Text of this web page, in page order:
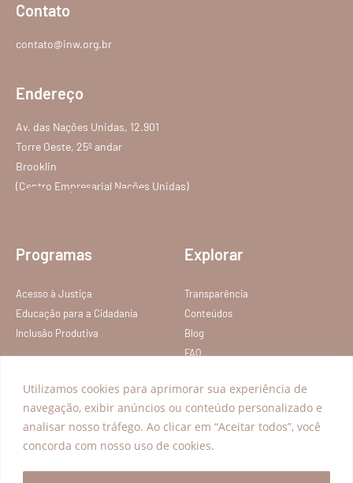
Utilizamos cookies para aprimorar sua experiência de
navegação, exibir anúncios ou conteúdo personalizado e
analisar nosso tráfego. Ao clicar em “Aceitar todos”, você
concorda com nosso uso de cookies.
Contato
contato@inw.org.br
Endereço
Av. das Nações Unidas, 12.901
Torre Oeste, 25º andar
Brooklin
(Centro Empresarial Nações Unidas)
Programas
Acesso à Justiça
Educação para a Cidadania
Inclusão Produtiva
Explorar
Transparência
Conteúdos
Blog
FAQ
Termos de Serviço
Todos os direitos reservados – Instituto Nelson Wilians